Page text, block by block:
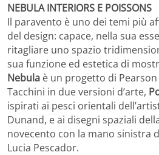
NEBULA INTERIORS E POISSONS
Il paravento è uno dei temi più
del design: capace, nella sua
ritagliare uno spazio
sua funzione ed estetica di
Nebula è un progetto di
Tacchini in due versioni d’arte,
ispirati ai pesci orientali
Dunand, e ai disegni spaziali
novecento con la mano sinistra
Lucia Pescador.